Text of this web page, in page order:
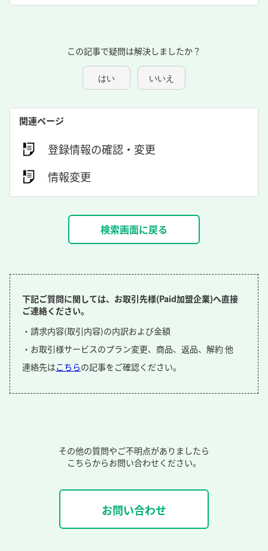
この記事で疑問は解決しましたか？
はい いいえ
関連ページ
登録情報の確認・変更
情報変更
検索画面に戻る
下記ご質問に関しては、お取引先様(Paid加盟企業)へ直接
ご連絡ください。
・請求内容(取引内容)の内訳および金額
・お取引様サービスのプラン変更、商品、返品、解約 他
連絡先はこちらの記事をご確認ください。
その他の質問やご不明点がありましたら
こちらからお問い合わせください。
お問い合わせ